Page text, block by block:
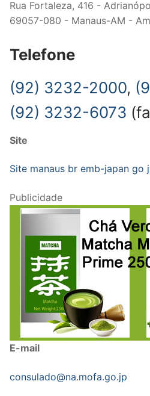
Rua Fortaleza, 416 -
69057-080 - Manaus-AM -
Telefone
(92) 3232-2000,
(92) 3232-6073
Site
Site manaus br emb-japan go
Publicidade
E-mail
consulado@na.mofa.go.jp